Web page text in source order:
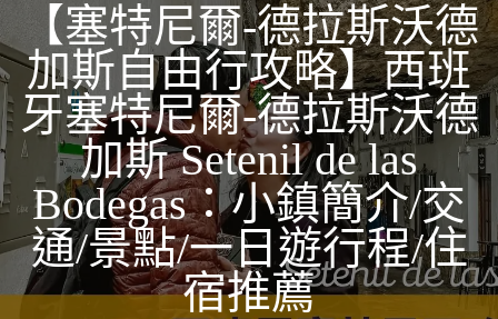
【塞特尼爾-德拉斯沃德
加斯自由行攻略】西班
牙塞特尼爾-德拉斯沃德
加斯 Setenil de las
Bodegas：小鎮簡介/交
通/景點/一日遊行程/住
宿推薦